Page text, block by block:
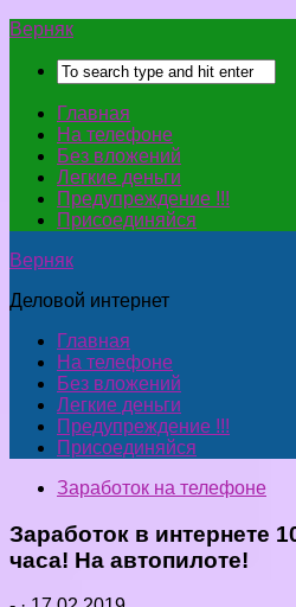
Верняк
Главная
На телефоне
Без вложений
Легкие деньги
Предупреждение !!!
Присоединяйся
Верняк
Деловой интернет
Главная
На телефоне
Без вложений
Легкие деньги
Предупреждение !!!
Присоединяйся
Заработок на телефоне
Заработок в интернете
часа! На автопилоте!